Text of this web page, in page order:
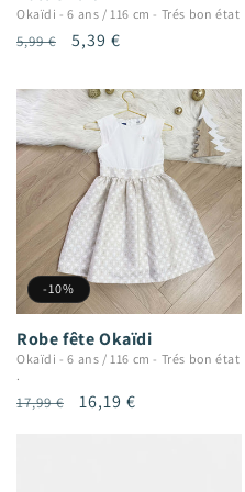
Okaïdi -6 ans / 116 cm - Trés bon état
Prix
5,99 €
Prix
5,39 €
-10%
Robe fête Okaïdi
Okaïdi -6 ans / 116 cm - Trés bon état
Prix
17,99 €
Prix
16,19 €